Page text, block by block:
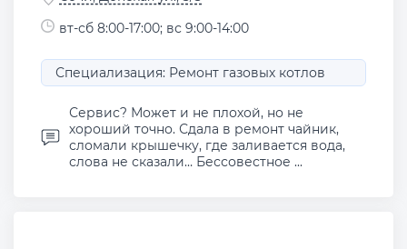
вт-сб 8:00-17:00; вс 9:00-14:00
Специализация: Ремонт газовых котлов
Сервис? Может и не плохой, но не
хороший точно. Сдала в ремонт чайник,
сломали крышечку, где заливается вода,
слова не сказали… Бессовестное ...